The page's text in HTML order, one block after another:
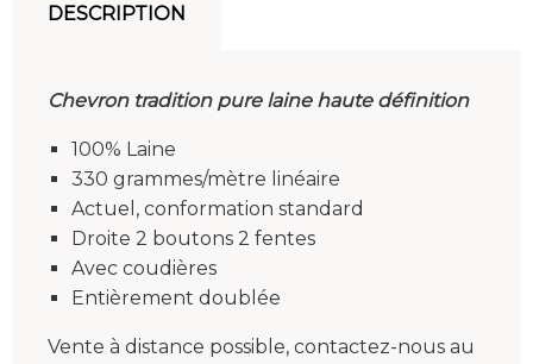
DESCRIPTION
Chevron tradition pure laine haute définition
100% Laine
330 grammes/mètre linéaire
Actuel, conformation standard
Droite 2 boutons 2 fentes
Avec coudières
Entièrement doublée
Vente à distance possible, contactez-nous au